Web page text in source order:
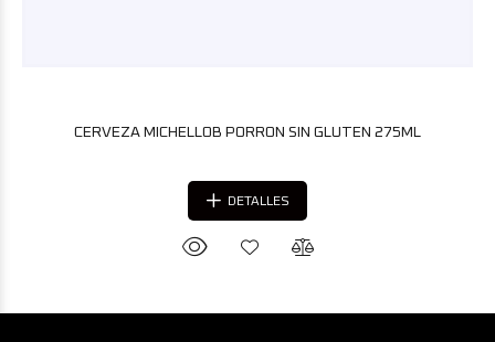
CERVEZA MICHELLOB PORRON SIN GLUTEN 275ML
DETALLES